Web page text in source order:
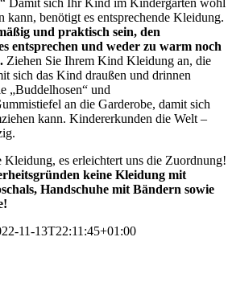
kann,benötigt es entsprechende Kleidung.
und praktisch sein, den
entsprechen und weder zu warm noch
Ziehen Sie Ihrem Kind Kleidung an, die
sich das Kind draußen unddrinnen
„Buddelhosen“ und
an die Garderobe,damit sich
kann. Kindererkunden die Welt –
Kleidung, es erleichtert uns die Zuordnung!
keine Kleidung mit
Handschuhe mit Bändernsowie
11-13T22:11:45+01:00